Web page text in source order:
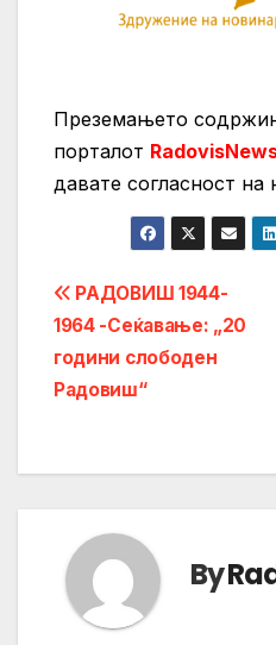
Преземањето
порталот
давате согласност на
Post
navigation
РАДОВИШ 1944-
1964 -Сеќавање: „20
години слободен
Радовиш“
By